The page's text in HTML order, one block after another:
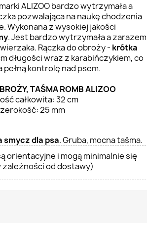
marki ALIZOO bardzo wytrzymała a
pozwalająca na naukę chodzenia
Wykonana z wysokiej jakości
. Jest bardzo wytrzymała a zarazem
Rączka do obroży - krótka
długości wraz z karabińczykiem, co
pełną kontrolę nad psem.
TAŚMA ROMB ALIZOO
całkowita: 32 cm
25 mm
smycz dla psa. Gruba, mocna taśma.
orientacyjne i mogą minimalnie się
zależności od dostawy)